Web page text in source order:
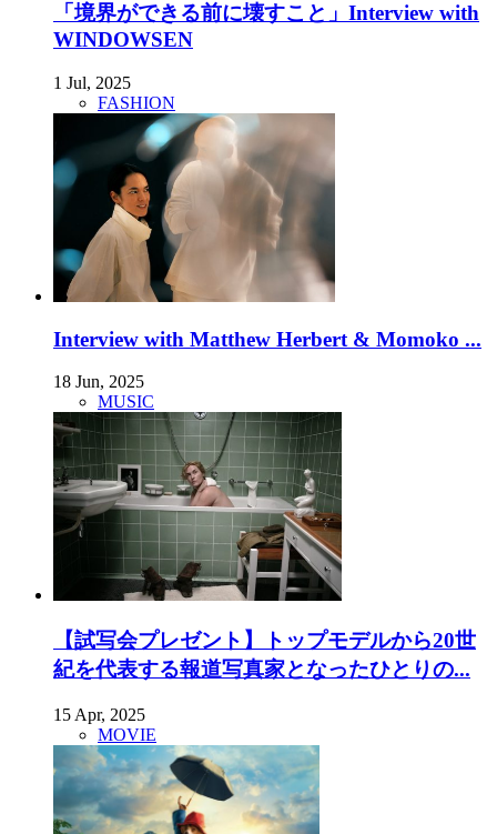
「境界ができる前に壊すこと」Interview with
WINDOWSEN
1 Jul, 2025
FASHION
Interview with Matthew Herbert & Momoko ...
18 Jun, 2025
MUSIC
【試写会プレゼント】トップモデルから20世
紀を代表する報道写真家となったひとりの...
15 Apr, 2025
MOVIE